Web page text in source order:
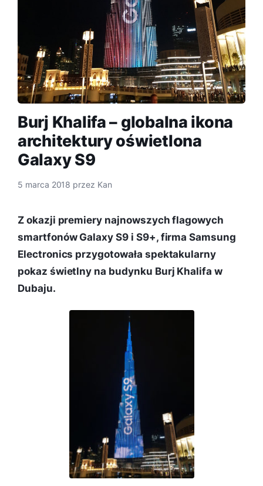
Burj Khalifa – globalna ikona
architektury oświetlona
Galaxy S9
5 marca 2018 przez Kan
Z okazji premiery najnowszych flagowych
smartfonów Galaxy S9 i S9+, firma Samsung
Electronics przygotowała spektakularny
pokaz świetlny na budynku Burj Khalifa w
Dubaju.